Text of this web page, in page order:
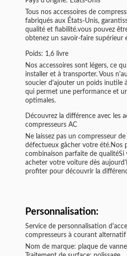
Tous nos accessoires de
fabriqués aux États-Unis,
qualité et fiabilité.vous pouvez
obtenez un savoir-faire supérieur
Poids: 1,6 livre
Nos accessoires sont légers, ce
installer et à transporter. Vous
soucier d'ajouter un poids inutile
qui permet une performance et
optimales.
Découvrez la différence avec les
compresseurs AC
Ne laissez pas un compresseur
défectueux gâcher votre été.Nos
combinaison parfaite de qualitéSi
acheter votre voiture dès
profiter pour découvrir la
Personnalisation:
Service de personnalisation
compresseurs à courant alternatif
Nom de marque: plaque de vanne